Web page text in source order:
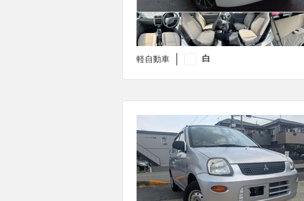
軽自動車 白